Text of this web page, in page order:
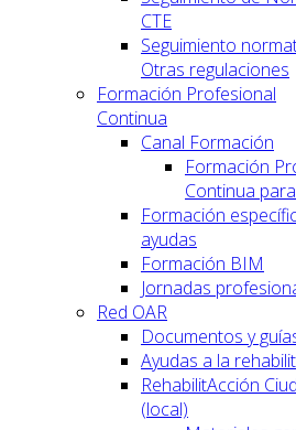
CTE
Seguimiento
Otras regulaciones
Formación Profesional
Continua
Canal Formación
Formación
Continua
Formación
ayudas
Formación BIM
Jornadas
Red OAR
Documentos y
Ayudas a la
RehabilitAcción
(local)